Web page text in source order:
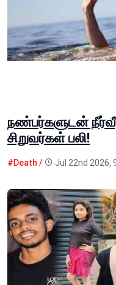
நண்பர்களுடன்
சிறுவர்கள் பலி!
#Death / Jul 22nd 2026,